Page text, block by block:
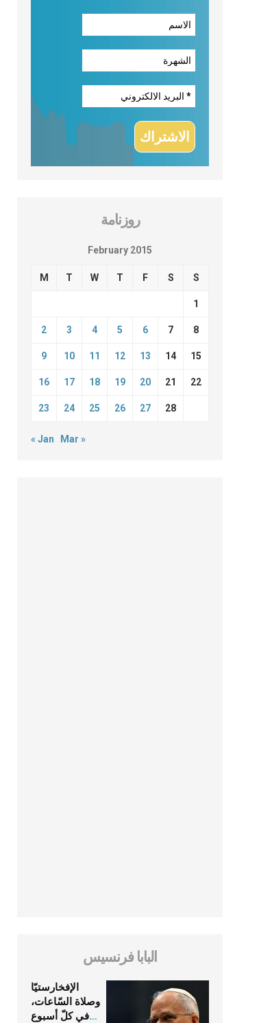
روزنامة
February 2015
M T W T F S S
1
2 3 4 5 6 7 8
9 10 11 12 13 14 15
16 17 18 19 20 21 22
23 24 25 26 27 28
« Jan Mar »
البابا فرنسيس
الإفخارستيّا
وصلاة السّاعات،
في كلّ أسبوع